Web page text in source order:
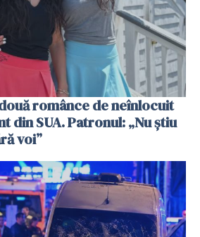
românce de neînlocuit
din SUA. Patronul: „Nu știu
voi”